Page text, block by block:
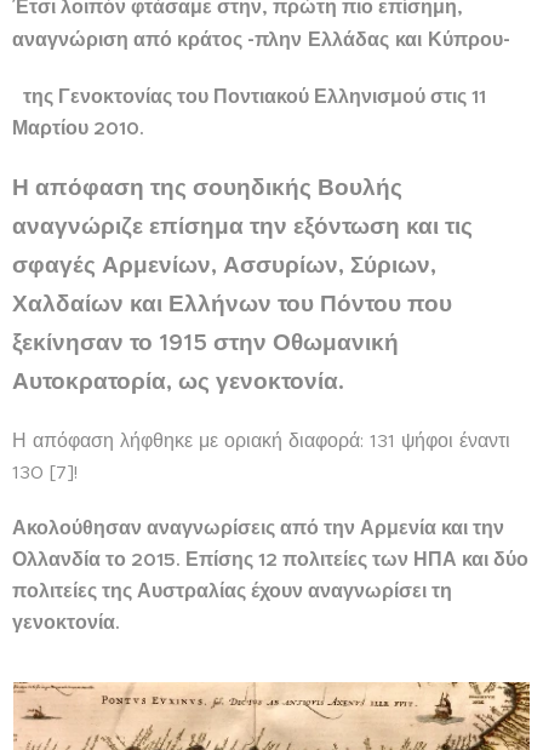
Έτσι λοιπόν φτάσαμε στην, πρώτη πιο επίσημη,
αναγνώριση από κράτος -πλην Ελλάδας και Κύπρου-
της Γενοκτονίας του Ποντιακού Ελληνισμού στις 11
Μαρτίου 2010.
Η απόφαση της σουηδικής Βουλής
αναγνώριζε επίσημα την εξόντωση και τις
σφαγές Αρμενίων, Ασσυρίων, Σύριων,
Χαλδαίων και Ελλήνων του Πόντου που
ξεκίνησαν το 1915 στην Οθωμανική
Αυτοκρατορία, ως γενοκτονία.
Η απόφαση λήφθηκε με οριακή διαφορά: 131 ψήφοι έναντι
130 [7]!
Ακολούθησαν αναγνωρίσεις από την Αρμενία και την
Ολλανδία το 2015. Επίσης 12 πολιτείες των ΗΠΑ και δύο
πολιτείες της Αυστραλίας έχουν αναγνωρίσει τη
γενοκτονία.